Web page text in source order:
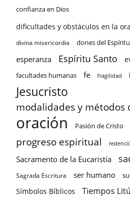
confianza en Dios
dificultades y obstáculos en la
divina misericordia dones del
esperanza Espíritu Santo
facultades humanas fe fragilidad
Jesucristo
modalidades y métodos
oración Pasión de Cristo
progreso espiritual
Sacramento de la Eucaristía
Sagrada Escritura ser humano
Símbolos Bíblicos Tiempos